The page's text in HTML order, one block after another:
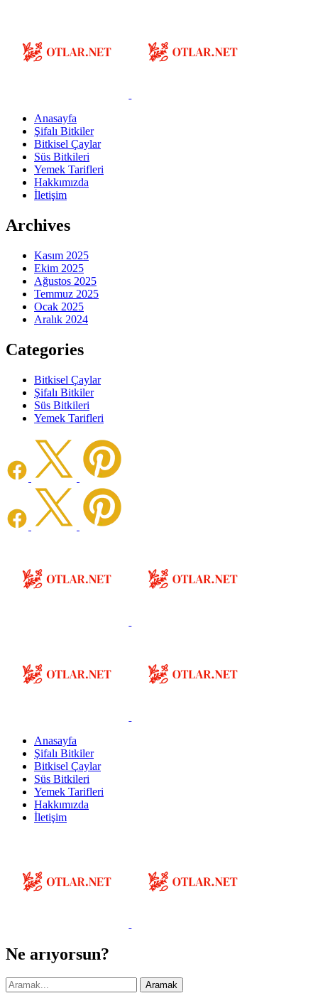
Anasayfa
Şifalı Bitkiler
Bitkisel Çaylar
Süs Bitkileri
Yemek Tarifleri
Hakkımızda
İletişim
Archives
Kasım 2025
Ekim 2025
Ağustos 2025
Temmuz 2025
Ocak 2025
Aralık 2024
Categories
Bitkisel Çaylar
Şifalı Bitkiler
Süs Bitkileri
Yemek Tarifleri
Anasayfa
Şifalı Bitkiler
Bitkisel Çaylar
Süs Bitkileri
Yemek Tarifleri
Hakkımızda
İletişim
Ne arıyorsun?
Aramak